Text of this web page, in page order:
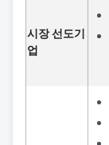
시장 선도기
업